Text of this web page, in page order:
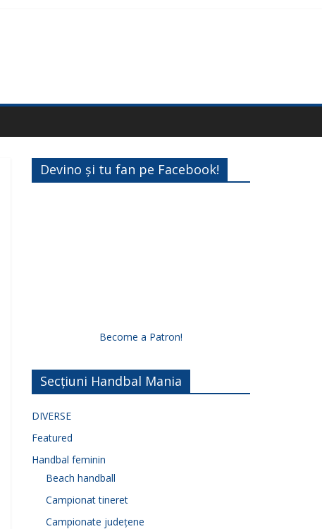
Devino și tu fan pe Facebook!
Become a Patron!
Secțiuni Handbal Mania
DIVERSE
Featured
Handbal feminin
Beach handball
Campionat tineret
Campionate județene